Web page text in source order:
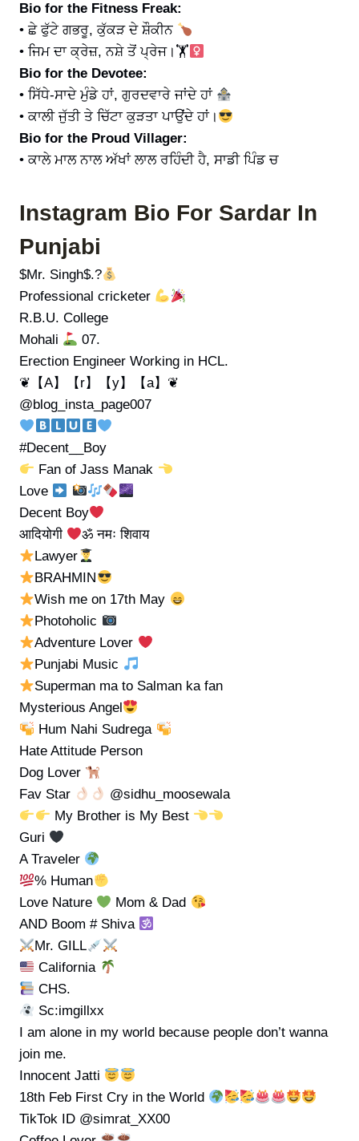
Bio for the Fitness Freak:
• ਛੇ ਫੁੱਟੇ ਗਭਰੂ, ਕੁੱਕੜ ਦੇ ਸ਼ੌਕੀਨ
• ਜਿਮ ਦਾ ਕ੍ਰੇਜ਼, ਨਸ਼ੇ ਤੋਂ ਪ੍ਰੇਜ।🏋
Bio for the Devotee:
• ਸਿੱਧੇ-ਸਾਦੇ ਮੁੰਡੇ ਹਾਂ, ਗੁਰਦਵਾਰੇ ਜਾਂਦੇ ਹਾਂ
• ਕਾਲੀ ਜੁੱਤੀ ਤੇ ਚਿੱਟਾ ਕੁੜਤਾ ਪਾਉਂਦੇ ਹਾਂ।
Bio for the Proud Villager:
• ਕਾਲੇ ਮਾਲ ਨਾਲ ਅੱਖਾਂ ਲਾਲ ਰਹਿੰਦੀ ਹੈ, ਸਾਡੀ ਪਿੰਡ ਚ
Instagram Bio For Sardar In
Punjabi
$Mr. Singh$.?
Professional cricketer
R.B.U. College
Mohali
07.
Erection Engineer Working in HCL.
❦【A】【r】【y】【a】❦
@blog_insta_page007
#Decent__Boy
Fan of Jass Manak
Love
Decent Boy
आदियोगी
ॐ नमः शिवाय
Lawyer
BRAHMIN
Wish me on 17th May
Photoholic
Adventure Lover
Punjabi Music
Superman ma to Salman ka fan
Mysterious Angel
Hum Nahi Sudrega
Hate Attitude Person
Dog Lover
Fav Star
@sidhu_moosewala
My Brother is My Best
Guri
A Traveler
% Human
Love Nature
Mom & Dad
AND Boom # Shiva
Mr. GILL
California
CHS.
Sc:imgillxx
I am alone in my world because people don’t wanna
join me.
Innocent Jatti
18th Feb First Cry in the World
TikTok ID @simrat_XX00